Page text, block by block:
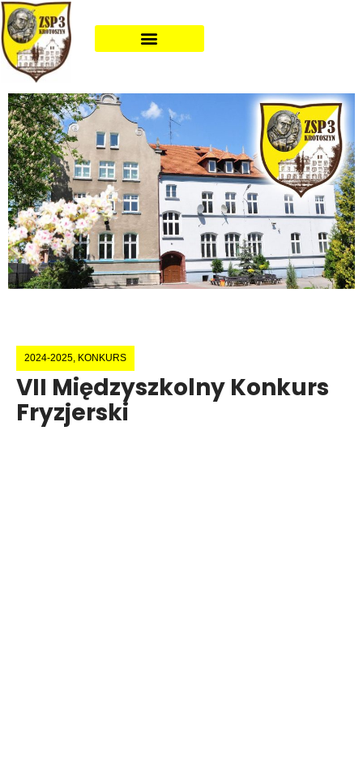
2024-2025 KONKURS
VII Międzyszkolny Konkurs
Fryzjerski